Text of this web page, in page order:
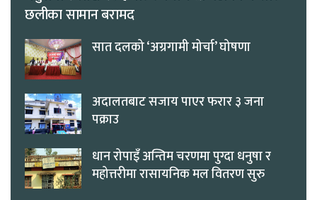
छलीका सामान बरामद
सात दलको ‘अग्रगामी मोर्चा’ घोषणा
अदालतबाट सजाय पाएर फरार ३ जना
पक्राउ
धान रोपाइँ अन्तिम चरणमा पुग्दा धनुषा र
महोत्तरीमा रासायनिक मल वितरण सुरु